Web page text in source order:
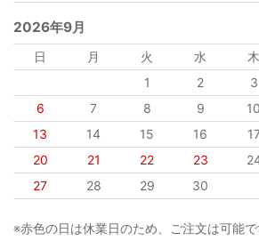
2026年9月
日 月 火 水 木
1
2 3
6
7 8 9 10
13
14 15 16
20
21 22 23
27
28 29 30
※赤色の日は休業日のため、ご注文は可能